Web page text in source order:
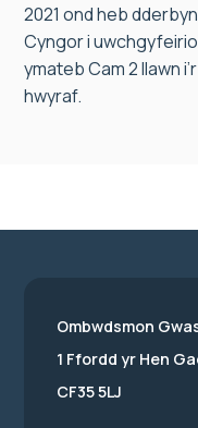
2021 ond heb
Cyngor i
ymateb Cam 2 llawn
hwyraf.
Ombwdsmon
1 Ffordd yr Hen
CF35 5LJ